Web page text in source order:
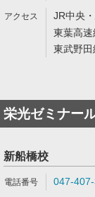
JR中央
東葉高
東武野
栄光ゼミナー
新船橋校
047-